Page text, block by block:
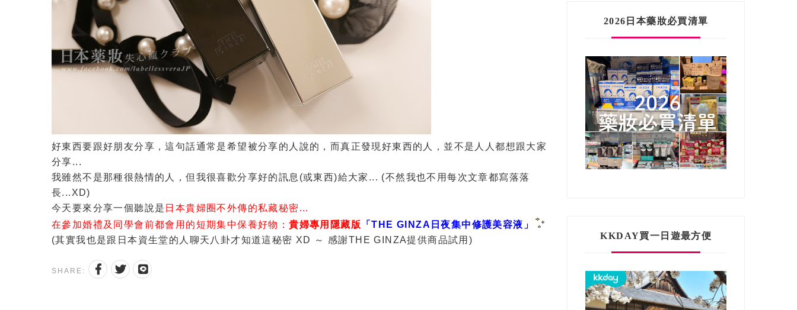
好東西要跟好朋友分享，這句話通常是希望被分享的人說的，而真正發現好東西的人，並不是人人都想跟大家
分享...
我雖然不是那種很熱情的人，但我很喜歡分享好的訊息(或東西)給大家... (不然我也不用每次文章都寫落落
長...XD)
今天要來分享一個聽說是 日本貴婦圈不外傳的私藏秘密...
在參加婚禮及同學會前都會用的短期集中保養好物：貴婦專用隱藏版
「THE GINZA日夜集中修護美容液」
(其實我也是跟日本資生堂的人聊天八卦才知道這秘密 XD ～ 感謝THE GINZA提供商品試用)
SHARE:
2026日本藥妝必買清單
KKDAY買一日遊最方便